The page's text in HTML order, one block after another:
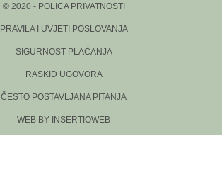
© 2020 - POLICA PRIVATNOSTI
PRAVILA I UVJETI POSLOVANJA
SIGURNOST PLAĆANJA
RASKID UGOVORA
ČESTO POSTAVLJANA PITANJA
WEB BY INSERTIOWEB